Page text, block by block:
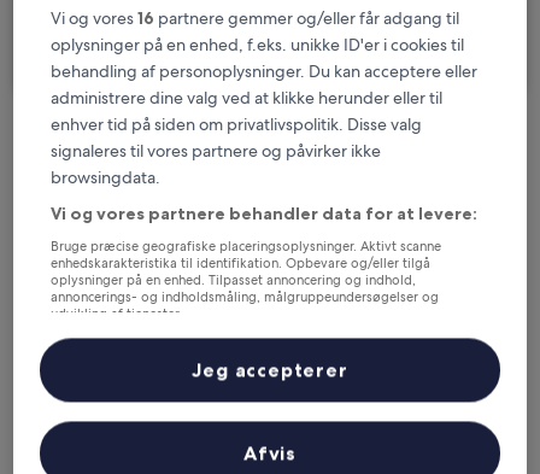
Søg
Muligheder for gratis afbestilling, hvis dine
planer ændrer sig
Optjen fordele for hver overnatning
Spar flere penge med medlemspriser
Tjek priser for disse datoer
Vi og vores16 partnere gemmer og/eller får adgang til
oplysninger på en enhed, f.eks. unikke ID'er i cookies til
behandling af personoplysninger. Du kan acceptere eller
administrere dine valg ved at klikke herunder eller til
enhver tid på siden om privatlivspolitik. Disse valg
signaleres til vores partnere og påvirker ikke
browsingdata.
Vi og vores partnere behandler data for at levere:
Bruge præcise geografiske placeringsoplysninger. Aktivt scanne
enhedskarakteristika til identifikation. Opbevare og/eller tilgå
oplysninger på en enhed. Tilpasset annoncering og indhold,
annoncerings- og indholdsmåling, målgruppeundersøgelser og
udvikling af tjenester.
Liste over partnere (leverandører)
Afvis
Jeg accepterer